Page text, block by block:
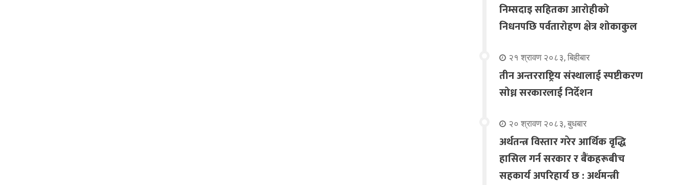
निम्सदाइ सहितका आरोहीको
निधनपछि पर्वतारोहण क्षेत्र शोकाकुल
२१ श्रावण २०८३, बिहीबार
तीन अन्तरराष्ट्रिय संस्थालाई स्पष्टीकरण
सोध्न सरकारलाई निर्देशन
२० श्रावण २०८३, बुधबार
अर्थतन्त्र विस्तार गरेर आर्थिक वृद्धि
हासिल गर्न सरकार र बैंकहरूबीच
सहकार्य अपरिहार्य छ : अर्थमन्त्री